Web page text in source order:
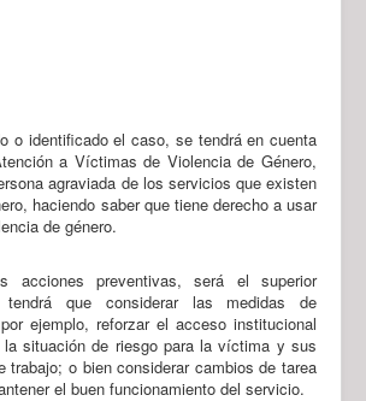
o identificado el caso, se tendrá en cuenta
a Víctimas de Violencia de Género,
agraviada de los servicios que existen
haciendo saber que tiene derecho a usar
de género.
acciones preventivas, será el superior
tendrá que considerar las medidas de
ejemplo, reforzar el acceso institucional
la situación de riesgo para la víctima y sus
trabajo; o bien considerar cambios de tarea
el buen funcionamiento del servicio.